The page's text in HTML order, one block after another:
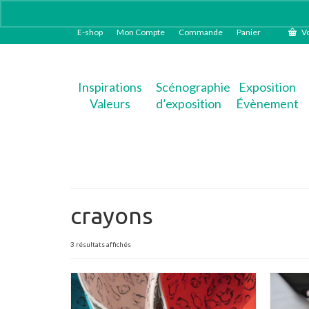
E-shop Mon Compte Commande Panier
Inspirations
Valeurs
Scénographie
d’exposition
Exposition
Évènement
crayons
3 résultats affichésTrié
plus
récent